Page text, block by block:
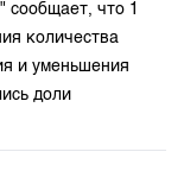
что 1
количества
и уменьшения
доли